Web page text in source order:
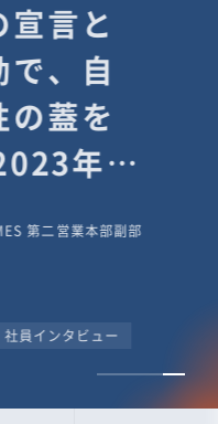
言と
で、自
の蓋を
年度
第二営業本部副部
社員インタビュー